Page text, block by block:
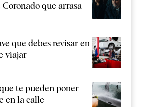
Coronado que arrasa
que debes revisar en
viajar
te pueden poner
en la calle